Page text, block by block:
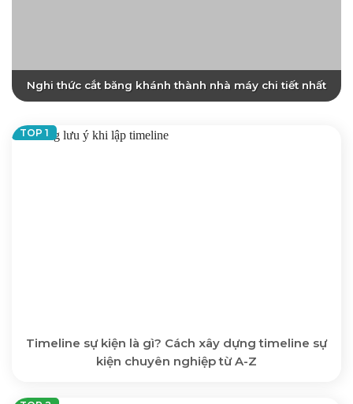
Nghi thức cắt băng khánh thành nhà máy chi tiết nhất
Timeline sự kiện là gì? Cách xây dựng timeline sự
kiện chuyên nghiệp từ A-Z